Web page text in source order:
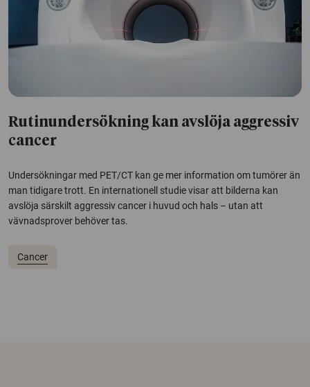
Rutinundersökning kan avslöja aggressiv
cancer
Undersökningar med PET/CT kan ge mer information om tumörer än
man tidigare trott. En internationell studie visar att bilderna kan
avslöja särskilt aggressiv cancer i huvud och hals – utan att
vävnadsprover behöver tas.
Cancer